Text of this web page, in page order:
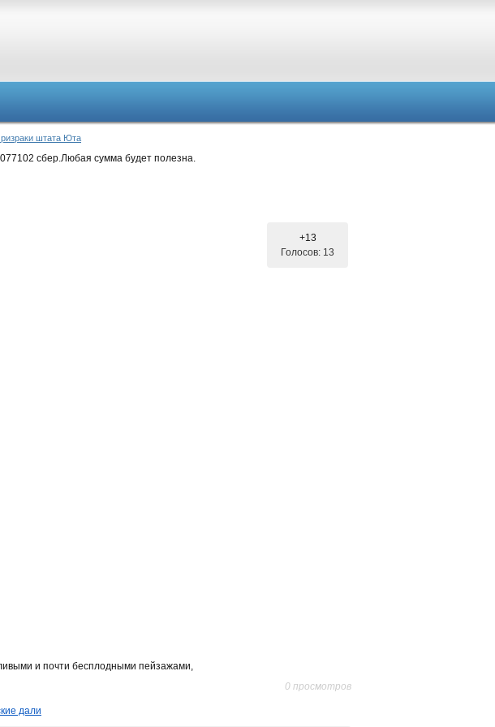
штата Юта
сбер.Любая сумма будет полезна.
+13
Голосов: 13
и почти бесплодными пейзажами,
0 просмотров
дали